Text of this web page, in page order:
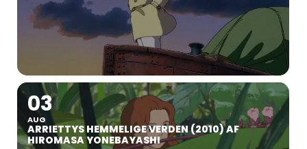
03
AUG
ARRIETTYS HEMMELIGE VERDEN (2010) AF
HIROMASA YONEBAYASHI